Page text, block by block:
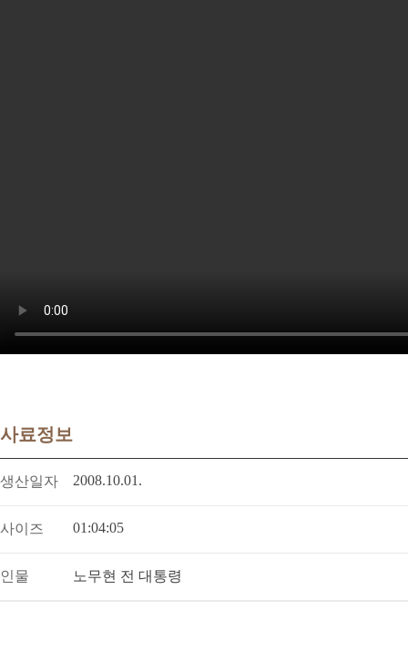
사료정보
생산일자 2008.10.01.
사이즈 01:04:05
인물 노무현 전 대통령